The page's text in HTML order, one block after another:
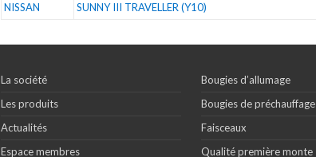
NISSAN SUNNY III TRAVELLER (Y10)
La société
Les produits
Actualités
Espace membres
Bougies d’allumage
Bougies de préchauffage
Faisceaux
Qualité première monte